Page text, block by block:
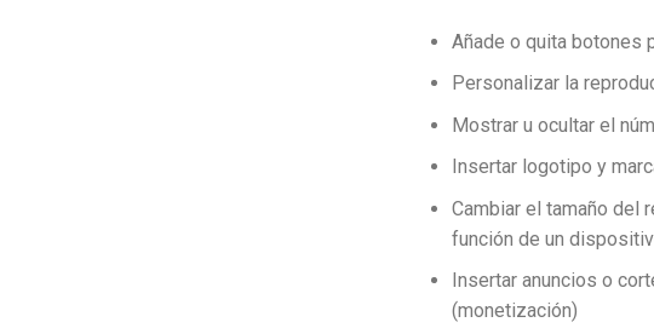
Añade o quita botones
Personalizar la
Mostrar u ocultar el
Insertar logotipo y
Cambiar el tamaño del
función de un
Insertar anuncios o
(monetización)